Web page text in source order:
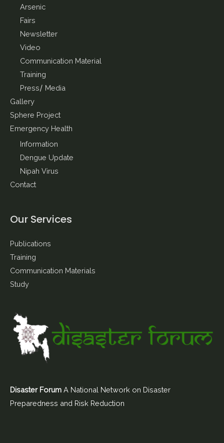
Arsenic
Fairs
Newsletter
Video
Communication Material
Training
Press/ Media
Gallery
Sphere Project
Emergency Health
Information
Dengue Update
Nipah Virus
Contact
Our Services
Publications
Training
Communication Materials
Study
Disaster Forum A National Network on Disaster
Preparedness and Risk Reduction